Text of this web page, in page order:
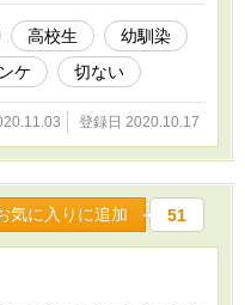
を出た真司を救ってくれた
が働く男性向けホストクラ
とになり、いろいろな人と
経験をするが、結局真司は
高校生
幼馴染
ケ 切ない
登録日 2020.10.17
気に入りに追加 51